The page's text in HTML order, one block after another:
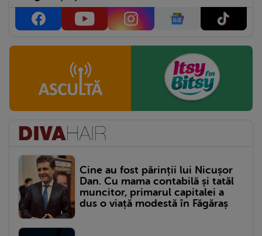
Cine au fost părinții lui Nicușor
Dan. Cu mama contabilă și tatăl
muncitor, primarul capitalei a
dus o viață modestă în Făgăraș